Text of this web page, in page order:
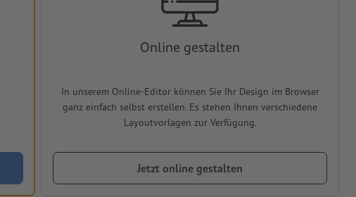
Online gestalten
In unserem Online-Editor können Sie Ihr Design im Browser
ganz einfach selbst erstellen. Es stehen Ihnen verschiedene
Layoutvorlagen zur Verfügung.
Jetzt online gestalten